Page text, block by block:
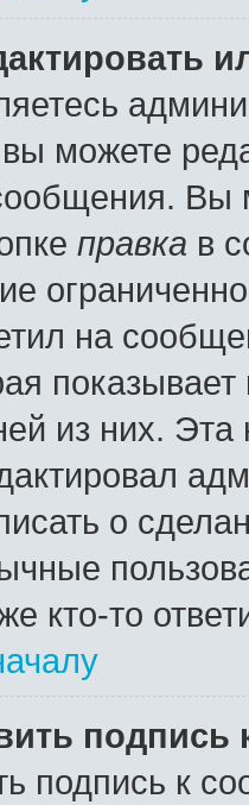
можете
Вы
правка в
на
из них. Эта
о
кто-то
подпись к